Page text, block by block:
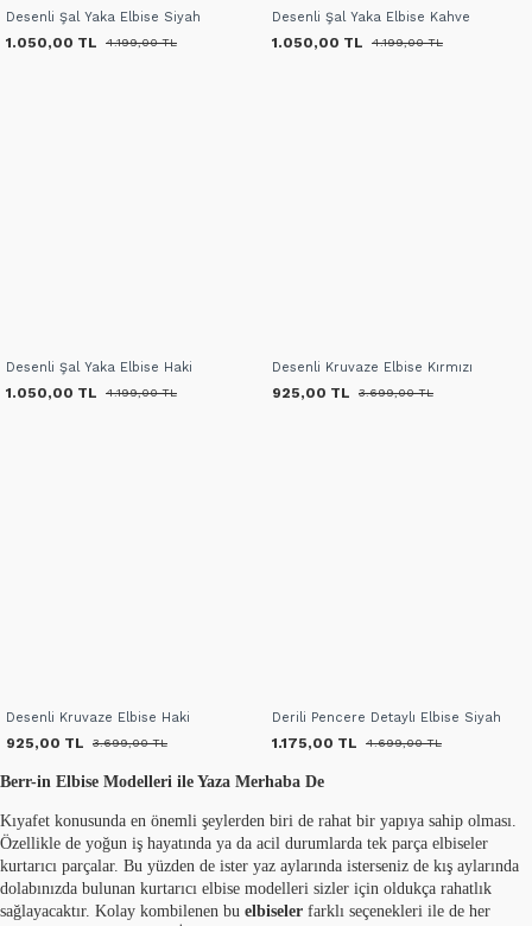
Desenli Şal Yaka Elbise Siyah
1.050,00 TL 4.199,00 TL
Desenli Şal Yaka Elbise Kahve
1.050,00 TL 4.199,00 TL
Desenli Şal Yaka Elbise Haki
1.050,00 TL 4.199,00 TL
Desenli Kruvaze Elbise Kırmızı
925,00 TL 3.699,00 TL
Desenli Kruvaze Elbise Haki
925,00 TL 3.699,00 TL
Derili Pencere Detaylı Elbise Siyah
1.175,00 TL 4.699,00 TL
Berr-in Elbise Modelleri ile Yaza Merhaba De
Kıyafet konusunda en önemli şeylerden biri de rahat bir yapıya sahip olması.
Özellikle de yoğun iş hayatında ya da acil durumlarda tek parça elbiseler
kurtarıcı parçalar. Bu yüzden de ister yaz aylarında isterseniz de kış aylarında
dolabınızda bulunan kurtarıcı elbise modelleri sizler için oldukça rahatlık
sağlayacaktır. Kolay kombilenen bu elbiseler farklı seçenekleri ile de her